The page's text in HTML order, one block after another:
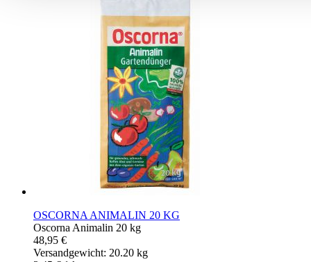
OSCORNA ANIMALIN 20 KG
Oscorna Animalin 20 kg
48,95 €
Versandgewicht: 20.20 kg